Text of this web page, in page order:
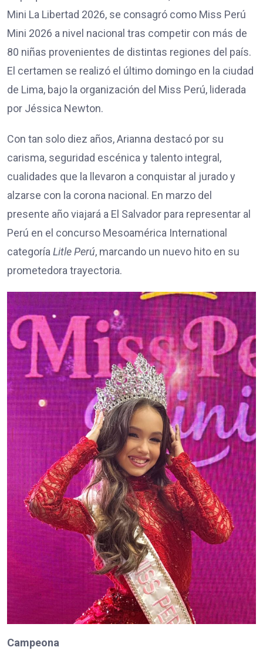
Mini La Libertad 2026, se consagró como Miss Perú
Mini 2026 a nivel nacional tras competir con más de
80 niñas provenientes de distintas regiones del país.
El certamen se realizó el último domingo en la ciudad
de Lima, bajo la organización del Miss Perú, liderada
por Jéssica Newton.
Con tan solo diez años, Arianna destacó por su
carisma, seguridad escénica y talento integral,
cualidades que la llevaron a conquistar al jurado y
alzarse con la corona nacional. En marzo del
presente año viajará a El Salvador para representar al
Perú en el concurso Mesoamérica International
categoríaLitle Perú, marcando un nuevo hito en su
prometedora trayectoria.
Campeona